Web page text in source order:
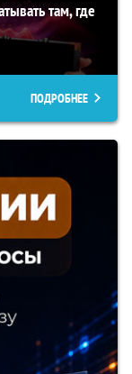
там, где
ПОДРОБНЕЕ